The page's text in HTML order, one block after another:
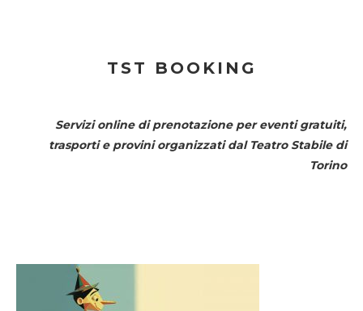
TST BOOKING
Servizi online di prenotazione per eventi gratuiti,
trasporti e provini organizzati dal Teatro Stabile di
Torino